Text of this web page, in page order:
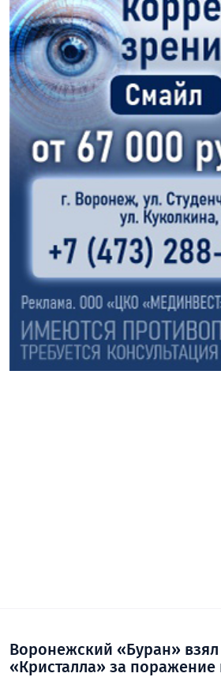
Воронежский «Буран»
«Кристалла» за поражение